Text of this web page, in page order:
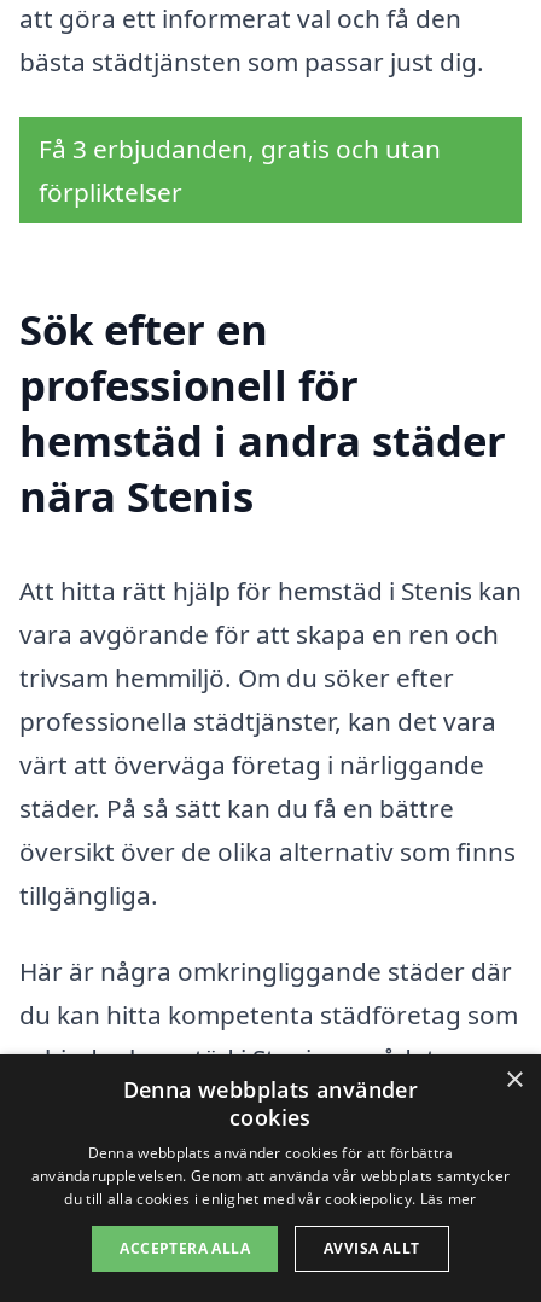
att göra ett informerat val och få den
bästa städtjänsten som passar just dig.
Få 3 erbjudanden, gratis och utan
förpliktelser
Sök efter en
professionell för
hemstäd i andra städer
nära Stenis
Att hitta rätt hjälp för hemstäd i Stenis kan
vara avgörande för att skapa en ren och
trivsam hemmiljö. Om du söker efter
professionella städtjänster, kan det vara
värt att överväga företag i närliggande
städer. På så sätt kan du få en bättre
översikt över de olika alternativ som finns
tillgängliga.
Här är några omkringliggande städer där
du kan hitta kompetenta städföretag som
erbjuder hemstäd i Stenis-området:
Idre
Sälen
×
Denna webbplats använder
cookies
Denna webbplats använder cookies för att förbättra
användarupplevelsen. Genom att använda vår webbplats samtycker
du till alla cookies i enlighet med vår cookiepolicy. Läs mer
ACCEPTERA ALLA AVVISA ALLT